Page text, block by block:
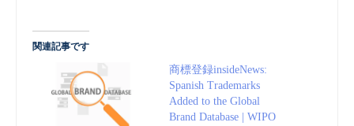
関連記事です
商標登録insideNews:
Spanish Trademarks
Added to the Global
Brand Database | WIPO